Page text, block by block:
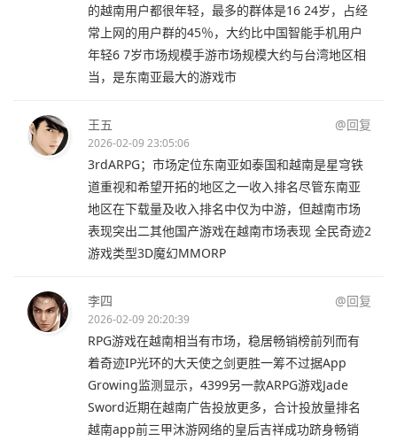
的越南用户都很年轻，最多的群体是16 24岁，占经
常上网的用户群的45％，大约比中国智能手机用户
年轻6 7岁市场规模手游市场规模大约与台湾地区相
当，是东南亚最大的游戏市
王五 @回复
2026-02-09 23:05:06
3rdARPG；市场定位东南亚如泰国和越南是星穹铁
道重视和希望开拓的地区之一收入排名尽管东南亚
地区在下载量及收入排名中仅为中游，但越南市场
表现突出二其他国产游戏在越南市场表现 全民奇迹2
游戏类型3D魔幻MMORP
李四 @回复
2026-02-09 20:20:39
RPG游戏在越南相当有市场，稳居畅销榜前列而有
着奇迹IP光环的大天使之剑更胜一筹不过据App
Growing监测显示，4399另一款ARPG游戏Jade
Sword近期在越南广告投放更多，合计投放量排名
越南app前三甲沐游网络的皇后吉祥成功跻身畅销